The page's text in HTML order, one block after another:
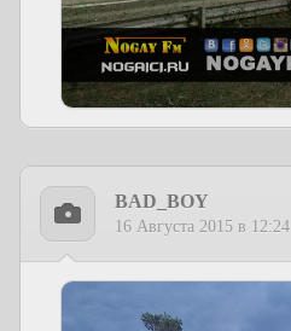
BAD_BOY
16 Августа 2015 в 12:24